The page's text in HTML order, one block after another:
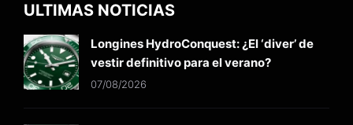
ULTIMAS NOTICIAS
Longines HydroConquest: ¿El ‘diver’ de
vestir definitivo para el verano?
07/08/2026